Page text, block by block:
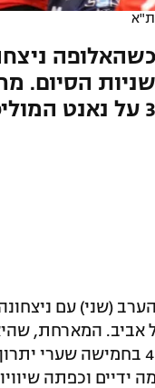
ת"א
הסיום.
תל אביב. המארחת,
ידיים וכפתה